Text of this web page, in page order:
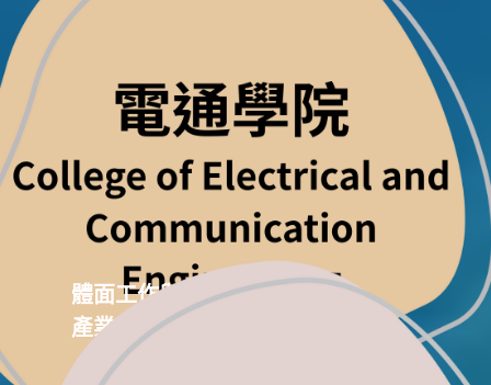
體面工作與經濟成長
產業、創新與基礎設施